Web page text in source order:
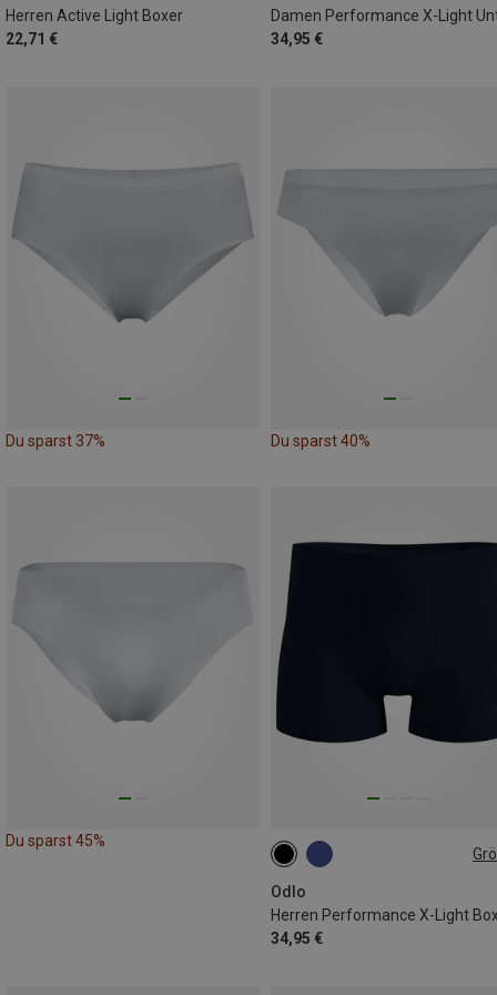
Herren Active Light Boxer
22,71 €
34,95 €
Du sparst 37% Du sparst 40%
Du sparst 45%
Odlo
Herren Performance X-Light
34,95 €
S M